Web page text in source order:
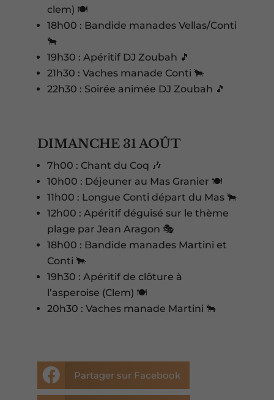
clem) 🍽️
18h00 : Bandide manades Vellas/Conti
🐂
19h30 : Apéritif DJ Zoubah 🎵
21h30 : Vaches manade Conti 🐂
22h30 : Soirée animée DJ Zoubah 🎵
DIMANCHE 31 AOÛT
7h00 : Chant du Coq 🎶
10h00 : Déjeuner au Mas Granier 🍽️
11h00 : Longue Conti départ du Mas 🐂
12h00 : Apéritif déguisé sur le thème
plage par Jean Aragon 🎭
18h00 : Bandide manades Martini et
Conti 🐂
19h30 : Apéritif de clôture à
l’asperoise (Clem) 🍽️
20h30 : Vaches manade Martini 🐂
 Partager sur Facebook